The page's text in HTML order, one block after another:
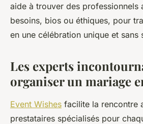
aide à trouver des professionnels
besoins, bios ou éthiques, pour
en une célébration unique et sans
Les experts
organiser un mariage
Event Wishes facilite la rencontre
prestataires spécialisés pour